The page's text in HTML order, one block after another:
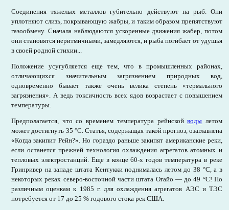
Соединения тяжелых металлов губительно действуют на рыб. Они
уплотняют слизь, покрывающую жабры, и таким образом препятствуют
газообмену. Сначала наблюдаются ускоренные движения жабер, потом
они становятся неритмичными, замедляются, и рыба погибает от удушья
в своей родной стихии...
Положение усугубляется еще тем, что в промышленных районах,
отличающихся значительным загрязнением природных вод,
одновременно бывает также очень велика степень «термального
загрязнения». А ведь токсичность всех ядов возрастает с повышением
температуры.
Предполагается, что со временем температура рейнскойводы летом
может достигнуть 35 °С. Статья, содержащая такой прогноз, озаглавлена
«Когда закипит Рейн?». Но гораздо раньше закипят американские реки,
если останется прежней технология охлаждения агрегатов атомных и
тепловых электростанций. Еще в конце 60-х годов температура в реке
Гринривер на западе штата Кентукки поднималась летом до 38 °С, а в
некоторых реках северо-восточной части штата Огайо — до 49 °С! По
различным оценкам к 1985 г. для охлаждения агрегатов АЭС и ТЭС
потребуется от 17 до 25 % годового стока рек США.